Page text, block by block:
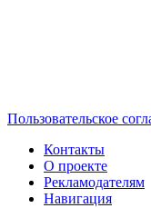
Пользовательское
Контакты
О проекте
Рекламодателям
Навигация